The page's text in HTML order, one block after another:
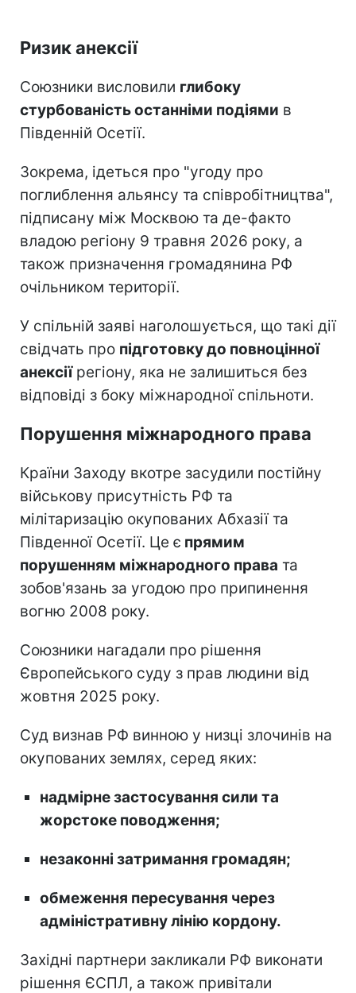
Ризик анексії
Союзники висловили глибоку
стурбованість останніми подіями в
Південній Осетії.
Зокрема, ідеться про "угоду про
поглиблення альянсу та співробітництва",
підписану між Москвою та де-факто
владою регіону 9 травня 2026 року, а
також призначення громадянина РФ
очільником території.
У спільній заяві наголошується, що такі дії
свідчать про підготовку до повноцінної
анексіїрегіону, яка не залишиться без
відповіді з боку міжнародної спільноти.
Порушення міжнародного права
Країни Заходу вкотре засудили постійну
військову присутність РФ та
мілітаризацію окупованих Абхазії та
Південної Осетії. Це є прямим
порушенням міжнародного права та
зобов'язань за угодою про припинення
вогню 2008 року.
Союзники нагадали про рішення
Європейського суду з прав людини від
жовтня 2025 року.
Суд визнав РФ винною у низці злочинів на
окупованих землях, серед яких:
надмірне застосування сили та
жорстоке поводження;
незаконні затримання громадян;
обмеження пересування через
адміністративну лінію кордону.
Західні партнери закликали РФ виконати
рішення ЄСПЛ, а також привітали